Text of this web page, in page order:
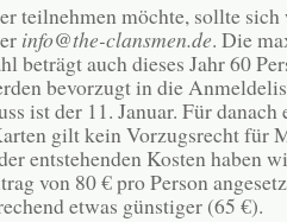
teilnehmen möchte, sollte
info@the-clansmen.de. Die
beträgt auch dieses Jahr 60
bevorzugt in die
ist der 11. Januar. Für danach
gilt kein Vorzugsrecht für
entstehenden Kosten haben
von 80 € pro Person
etwas günstiger (65 €).